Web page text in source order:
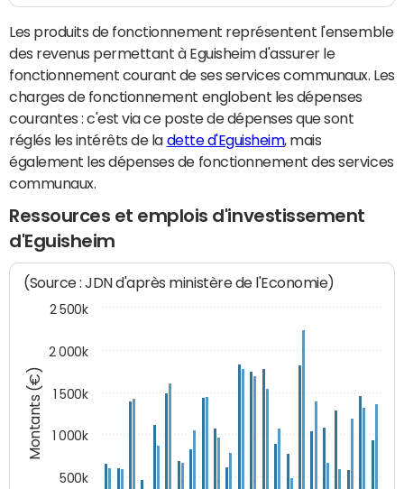
Les produits de fonctionnement représentent l'ensemble
des revenus permettant à Eguisheim d'assurer le
fonctionnement courant de ses services communaux. Les
charges de fonctionnement englobent les dépenses
courantes : c'est via ce poste de dépenses que sont
réglés les intérêts de la dette d'Eguisheim, mais
également les dépenses de fonctionnement des services
communaux.
Ressources et emplois d'investissement
d'Eguisheim
Montants (€)
(Source : JDN d'après ministère de l'Economie)
500k
1 000k
1 500k
2 000k
2 500k